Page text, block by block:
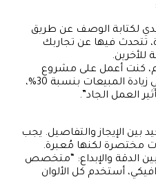
لكتابة الوصف عن طريق
تتحدث فيها عن تجاربك
كنت أعمل على مشروع
للعميل ساعدنا في زيادة المبيعات بنسبة 30%،
العمل الجاد”.
بين الإيجاز والتفاصيل. يجب
مختصرة لكنها مُعبرة.
الدقة والإبداع: “متخصص
أستخدم كل الألوان